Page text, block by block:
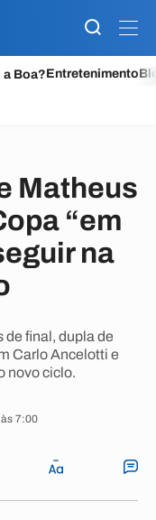
a Boa?Entretenimento
Matheus
“em
na
de final, dupla de
Carlo Ancelotti e
novo ciclo.
7:00